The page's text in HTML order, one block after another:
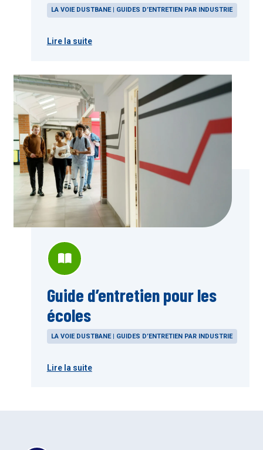
LA VOIE DUSTBANE | GUIDES D’ENTRETIEN PAR INDUSTRIE
Lire la suite
Guide d’entretien pour les
écoles
LA VOIE DUSTBANE | GUIDES D’ENTRETIEN PAR INDUSTRIE
Lire la suite